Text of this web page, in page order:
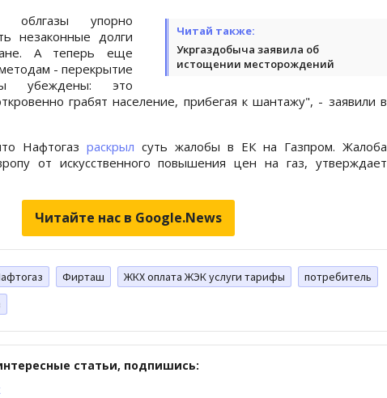
Читай также:
Укргаздобыча заявила об
истощении месторождений
облгазы упорно
незаконные долги
А теперь еще
- перекрытие
убеждены: это
грабят население, прибегая к шантажу", - заявили в
Нафтогаз раскрыл суть жалобы в ЕК на Газпром. Жалоба
от искусственного повышения цен на газ, утверждает
Читайте нас в Google.News
Фирташ ЖКХ оплата ЖЭК услуги тарифы
потребитель
статьи, подпишись: